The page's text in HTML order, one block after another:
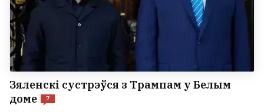
Зяленскі сустрэўся з Трампам у Белым
доме
7